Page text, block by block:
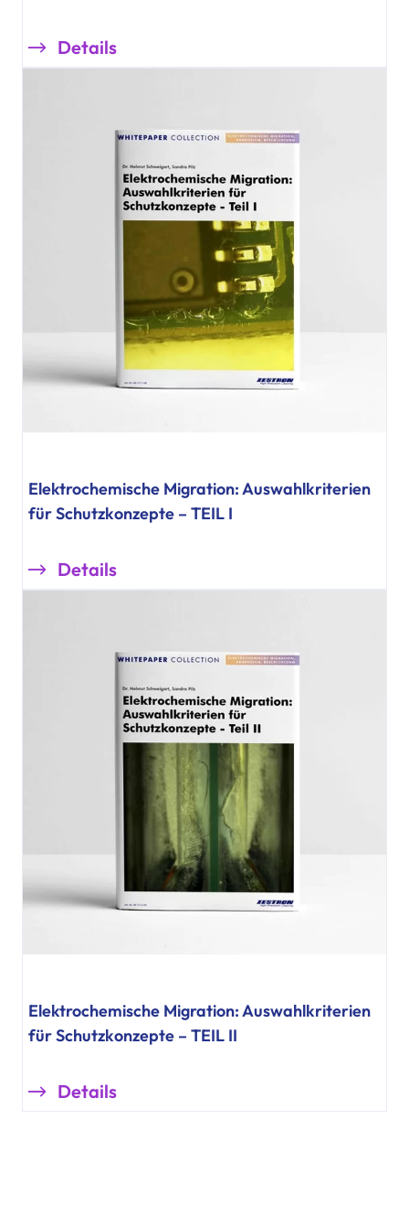
Details
Elektrochemische Migration: Auswahlkriterien
für Schutzkonzepte – TEIL I
Details
Elektrochemische Migration: Auswahlkriterien
für Schutzkonzepte – TEIL II
Details